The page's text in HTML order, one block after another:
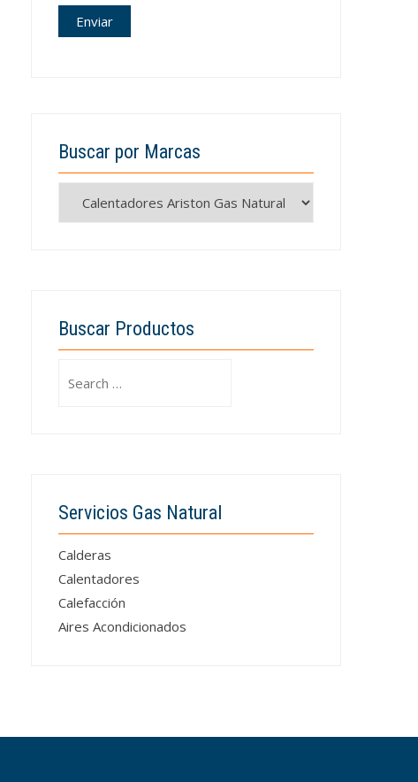
Buscar por Marcas
Buscar Productos
for:
Servicios Gas Natural
Calderas
Calentadores
Calefacción
Aires Acondicionados